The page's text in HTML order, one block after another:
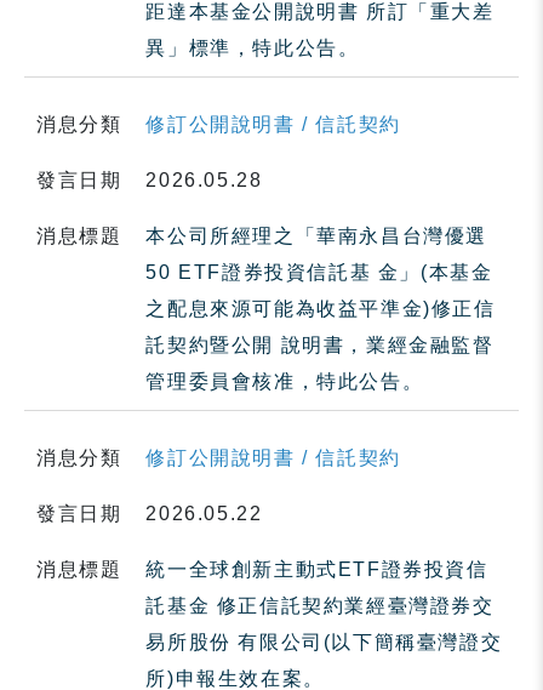
距達本基金公開說明書 所訂「重大差
異」標準，特此公告。
消息分類 修訂公開說明書 / 信託契約
發言日期 2026.05.28
消息標題
本公司所經理之「華南永昌台灣優選
50 ETF證券投資信託基 金」(本基金
之配息來源可能為收益平準金)修正信
託契約暨公開 說明書，業經金融監督
管理委員會核准，特此公告。
消息分類 修訂公開說明書 / 信託契約
發言日期 2026.05.22
消息標題
統一全球創新主動式ETF證券投資信
託基金 修正信託契約業經臺灣證券交
易所股份 有限公司(以下簡稱臺灣證交
所)申報生效在案。